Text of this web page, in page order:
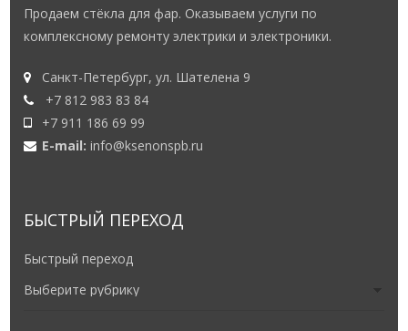
Продаем стёкла для фар. Оказываем услуги по
комплексному ремонту электрики и электроники.
Санкт-Петербург, ул. Шателена 9
+7 812 983 83 84
+7 911 186 69 99
E-mail:info@ksenonspb.ru
БЫСТРЫЙ ПЕРЕХОД
Быстрый переход